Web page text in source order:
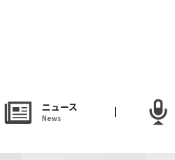
ニュース
News